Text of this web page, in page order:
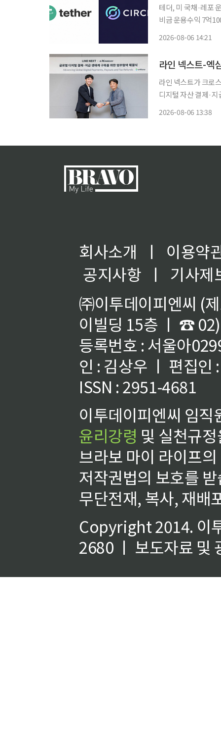
테더, 미 국채·레포
비금 운용수익 7억
2026-08-06 14:21
라인 넥스트-엑
라인 넥스트가 크로
디지털 자산 결제·지급 인프라 확대에 나
2026-08-06 13:38
회사소개 ㅣ
이용약
공지사항
ㅣ
기사제
㈜이투데이피엔씨 (
이빌딩 15층 ㅣ ☎
등록번호 : 서울아
인 : 김상우 ㅣ 편집인
ISSN : 2951-4681
이투데이피엔씨 임
윤리강령 및 실천규
브라보 마이 라이프
저작권법의 보호를
무단전재, 복사, 재배
Copyright 2014. 이
2680 ㅣ 보도자료